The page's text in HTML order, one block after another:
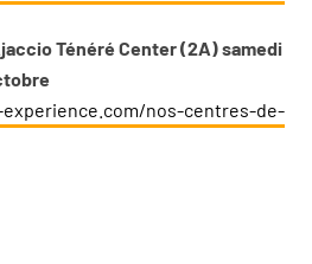
Ténéré Center (2A) samedi
nos-centres-de-